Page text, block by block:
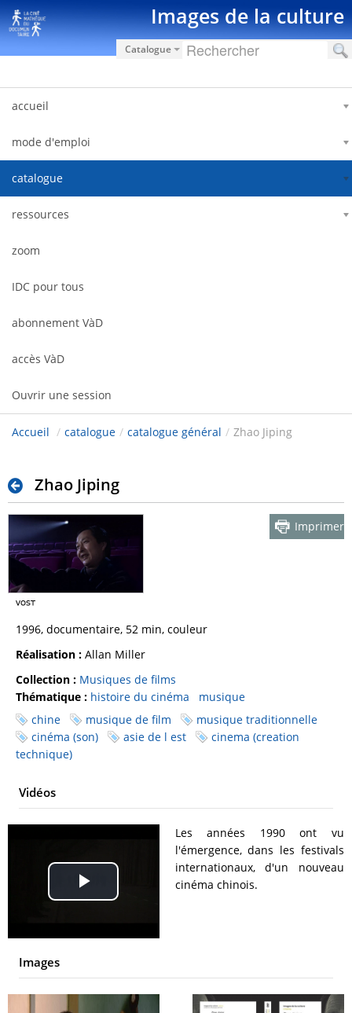
Saut au contenu Images de la culture
Catalogue
accueil
mode d'emploi
catalogue
ressources
zoom
IDC pour tous
abonnement VàD
accès VàD
Ouvrir une session
Accueil / catalogue / catalogue général / Zhao Jiping
Zhao Jiping
Imprimer
1996, documentaire, 52 min, couleur
Réalisation : Allan Miller
Collection : Musiques de films
Thématique : histoire du cinéma
musique
chine
musique de film
musique traditionnelle
cinéma (son)
asie de l est
cinema (creation
technique)
Vidéos
Play
Video
Les années 1990 ont vu
l'émergence, dans les festivals
internationaux, d'un nouveau
cinéma chinois.
Images